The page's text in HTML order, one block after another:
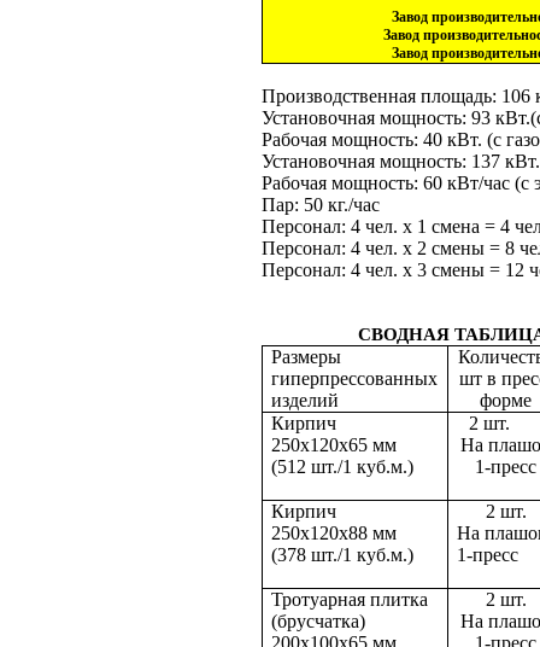
Завод
Завод
Завод
Производственная площадь:
Установочная мощность: 93
Рабочая мощность: 40 кВт. (с
Установочная мощность: 137
Рабочая мощность: 60 кВт/час (с
Пар: 50 кг./час
Персонал: 4 чел. х 1 смена = 4
Персонал: 4 чел. х 2 смены = 8
Персонал: 4 чел. х 3 смены = 12
СВОДНАЯ
Размеры
гиперпрессованных
изделий
шт в
форме
Кирпич
250х120х65 мм
(512 шт./1 куб.м.)
2
На
1-пресс
Кирпич
250х120х88 мм
(378 шт./1 куб.м.)
2 шт.
На
1-пресс
Тротуарная плитка
(брусчатка)
200х100х65 мм
2 шт.
На
1-пресс